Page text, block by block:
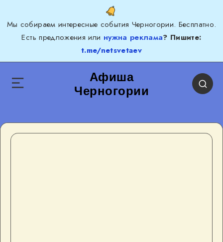
Мы собираем интересные события Черногории. Бесплатно.
Есть предложения или нужна реклама? Пишите:
t.me/netsvetaev
Афиша
Черногории